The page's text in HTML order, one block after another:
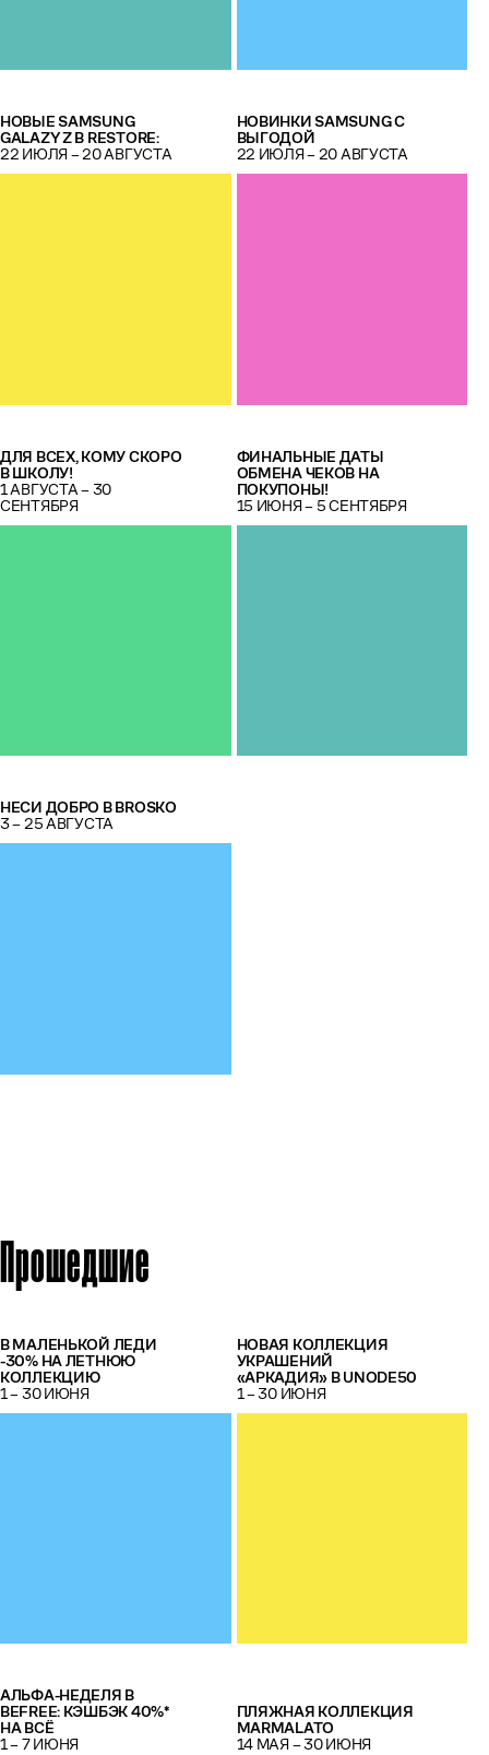
НОВЫЕ SAMSUNG
GALAZY Z В RESTORE:
22 ИЮЛЯ – 20 АВГУСТА
НОВИНКИ SAMSUNG С
ВЫГОДОЙ
22 ИЮЛЯ – 20 АВГУСТА
ДЛЯ ВСЕХ, КОМУ СКОРО
В ШКОЛУ!
1 АВГУСТА – 30
СЕНТЯБРЯ
ФИНАЛЬНЫЕ ДАТЫ
ОБМЕНА ЧЕКОВ НА
ПОКУПОНЫ!
15 ИЮНЯ – 5 СЕНТЯБРЯ
НЕСИ ДОБРО В BROSKO
3 – 25 АВГУСТА
Прошедшие
В МАЛЕНЬКОЙ ЛЕДИ
-30% НА ЛЕТНЮЮ
КОЛЛЕКЦИЮ
1 – 30 ИЮНЯ
НОВАЯ КОЛЛЕКЦИЯ
УКРАШЕНИЙ
«АРКАДИЯ» В UNODE50
1 – 30 ИЮНЯ
АЛЬФА-НЕДЕЛЯ В
BEFREE: КЭШБЭК 40%*
НА ВСЁ
1 – 7 ИЮНЯ
ПЛЯЖНАЯ КОЛЛЕКЦИЯ
MARMALATO
14 МАЯ – 30 ИЮНЯ